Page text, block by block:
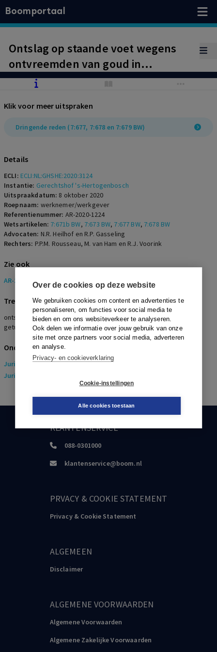
Over de cookies op deze website
We gebruiken cookies om content en advertenties te
personaliseren, om functies voor social media te
bieden en om ons websiteverkeer te analyseren.
Ook delen we informatie over jouw gebruik van onze
site met onze partners voor social media, adverteren
en analyse.
Privacy- en cookieverklaring
Cookie-instellingen
Alle cookies toestaan
Boomportaal
Ontslag op staande voet wegens
ontvreemden van goud in
uitwinningsproces werkgever.
dringende reden geslaagd.
Klik voor meer uitspraken
Dringende reden (7:677, 7:678 en 7:679 BW)
Details
ECLI: ECLI:NL:GHSHE:2020:3124
Instantie: Gerechtshof 's-Hertogenbosch
Uitspraakdatum: 8 oktober 2020
Roepnaam: werknemer/werkgever
Referentienummer: AR-2020-1224
Wetsartikelen: 7:671b BW, 7:673 BW, 7:677 BW, 7:678 BW
Advocaten: N.R. Heilhof en R.P. Gasseling
Rechters: P.P.M. Rousseau, M. van Ham en R.J. Voorink
Zie ook
AR-2019-1323
Trefwoorden
ontslag op staande voet, dringende reden, ontvreemden, goud,
getuigen, bedrijfsrecherche, camera
Onderwerpen
Juridisch> Arbeidsrecht
Juridisch
KLANTENSERVICE
088-0301000
klantenservice@boom.nl
PRVACY & COOKIE STATEMENT
Privacy & Cookie Statement
ALGEMEEN
Disclaimer
ALGEMENE VOORWAARDEN
Algemene Voorwaarden
Algemene Zakelijke Voorwaarden